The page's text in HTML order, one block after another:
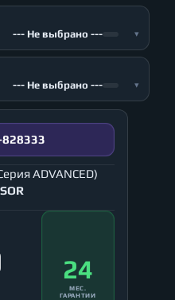
--- Не выбрано --- ▾
--- Не выбрано --- ▾
828333
ADVANCED)
24
МЕС.
ГАРАНТИИ